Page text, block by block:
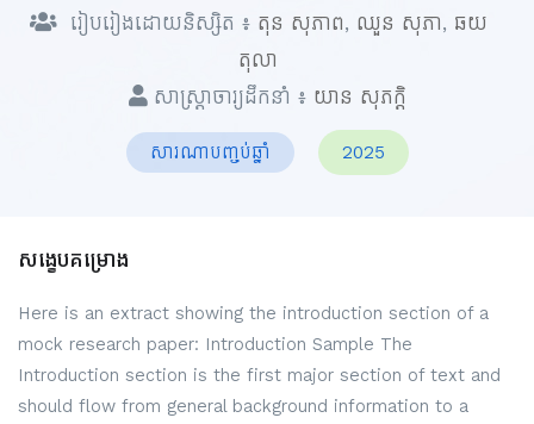
រៀបរៀងដោយនិស្សិត ៖ តុន សុភាព, ឈួន សុភា, ឆយ
តុលា
សាស្ត្រាចារ្យដឹកនាំ ៖ យាន សុភក្តិ
សារណាបញ្ចប់ឆ្នាំ 2025
សង្ខេបគម្រោង
Here is an extract showing the introduction section of a
mock research paper: Introduction Sample The
Introduction section is the first major section of text and
should flow from general background information to a